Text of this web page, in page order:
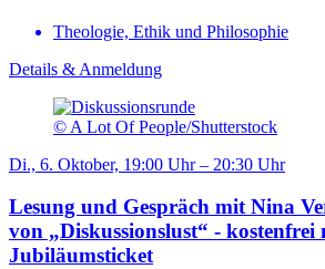
Theologie, Ethik und Philosophie
Details & Anmeldung
© A Lot Of People/Shutterstock
Di., 6. Oktober, 19:00 Uhr – 20:30 Uhr
Lesung und Gespräch mit Nina
von „Diskussionslust“ - kostenfrei
Jubiläumsticket